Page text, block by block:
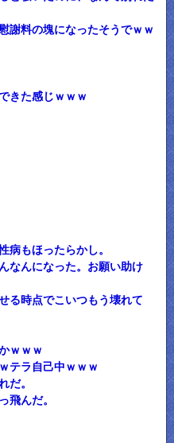
謝料の塊になったそうでｗｗ
きた感じｗｗｗ
病もほったらかし。
なんになった。お願い助け
る時点でこいつもう壊れて
ｗｗｗ
テラ自己中ｗｗｗ
だ。
飛んだ。